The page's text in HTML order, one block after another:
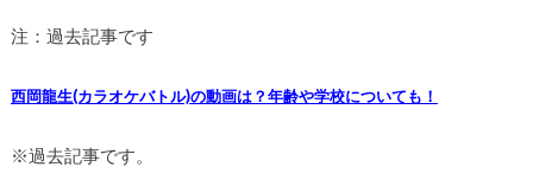
注：過去記事です
西岡龍生(カラオケバトル)の動画は？年齢や学校についても！
※過去記事です。